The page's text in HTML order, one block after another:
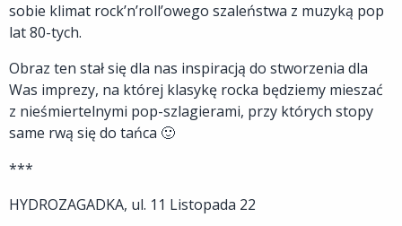
sobie klimat rock’n’roll’owego szaleństwa z muzyką pop
lat 80-tych.
Obraz ten stał się dla nas inspiracją do stworzenia dla
Was imprezy, na której klasykę rocka będziemy mieszać
z nieśmiertelnymi pop-szlagierami, przy których stopy
same rwą się do tańca 🙂
***
HYDROZAGADKA, ul. 11 Listopada 22